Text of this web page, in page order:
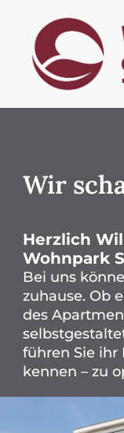
springen
Pflege & Wohnen
Leistungen
Karriere
News
Kontakt
Wir
Herzlich
Wohnpark
Bei uns
zuhause. Ob
des
führen Sie ihr
kennen – zu